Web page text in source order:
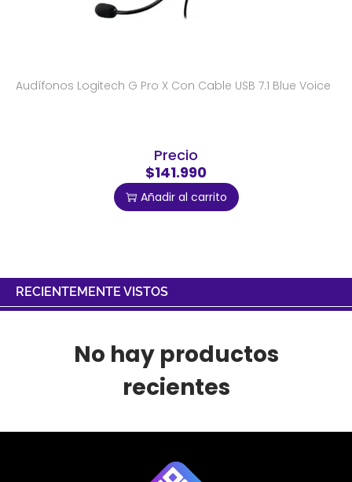
Audífonos Logitech G Pro X Con Cable USB 7.1 Blue Voice
Precio
$141.990
Añadir al carrito
RECIENTEMENTE VISTOS
No hay productos
recientes